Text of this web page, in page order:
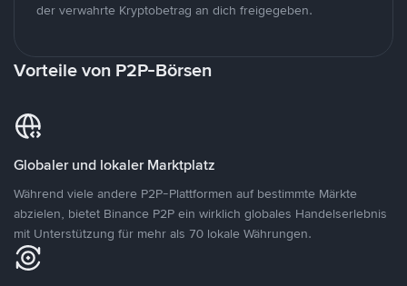
der verwahrte Kryptobetrag an dich freigegeben.
Vorteile von P2P-Börsen
Globaler und lokaler Marktplatz
Während viele andere P2P-Plattformen auf bestimmte Märkte
abzielen, bietet Binance P2P ein wirklich globales Handelserlebnis
mit Unterstützung für mehr als 70 lokale Währungen.